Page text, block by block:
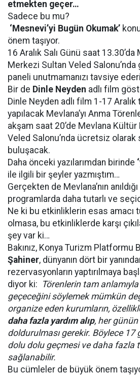
etmekten geçer…
Sadece bu mu?
‘Mesnevi’yi Bugün Okumak’
önem taşıyor.
16 Aralık Salı Günü saat
Merkezi Sultan Veled
paneli unutmamanızı tavsiye
Bir de Dinle Neyden adlı film
Dinle Neyden adlı film 1-17 Aralık
yapılacak Mevlana’yı Anma
akşam saat 20’de Mevlana
Veled Salonu’nda ücretsiz olarak
buluşacak.
Daha önceki yazılarımdan birinde
ile ilgili bir şeyler yazmıştım…
Gerçekten de Mevlana’nın
programlarda daha tutarlı ve
Ne ki bu etkinliklerin esas amacı
olmasa, bu etkinliklerde karşı
şey var ki…
Bakınız, Konya Turizm Platformu
Şahiner, dünyanın dört bir
rezervasyonların yaptırılmaya
diyor ki: Törenlerin tam
geçeceğini söylemek mümkün
organize eden kurumların,
daha fazla yardım alıp, her
doldurulması gerekir. Böylece 17
dolu dolu geçmesi ve daha fazla
sağlanabilir.
Bu cümleler de büyük önem